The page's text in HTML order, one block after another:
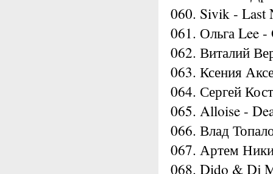
060. Sivik - Last
061. Ольга Lee -
062. Виталий
063. Ксения
064. Сергей
065. Alloise -
066. Влад
067. Артем
068. Dido & Dj